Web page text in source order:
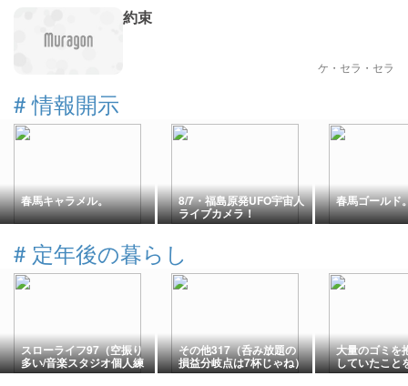
約束
ケ・セラ・セラ
# 情報開示
春馬キャラメル。 8/7・福島原発UFO宇宙人
ライブカメラ！
春馬ゴールド
# 定年後の暮らし
スローライフ97（空振り
多い/音楽スタジオ個人練
習/後の続編は…）
その他317（呑み放題の
損益分岐点は7杯じゃね）
大量のゴミを
していたこと